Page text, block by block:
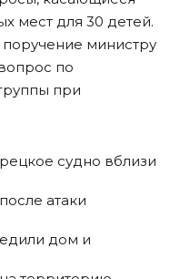
мест для 30 детей.
министру
по
при
судно вблизи
атаки
дом и